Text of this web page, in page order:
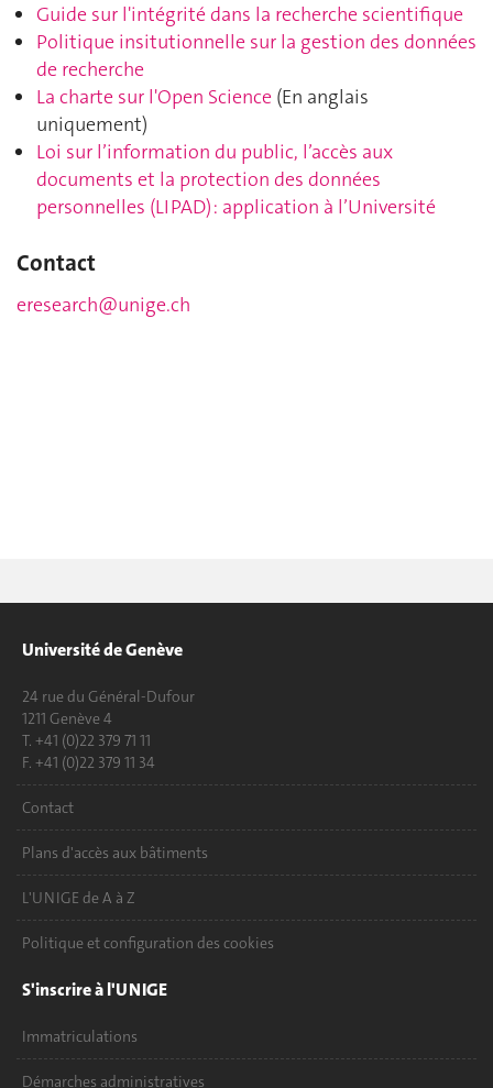
Guide sur l'intégrité dans la recherche scientifique
Politique insitutionnelle sur la gestion des données
de recherche
La charte sur l'Open Science (En anglais
uniquement)
Loi sur l’information du public, l’accès aux
documents et la protection des données
personnelles (LIPAD) : application à l’Université
Contact
eresearch@unige.ch
Université de Genève
24 rue du Général-Dufour
1211 Genève 4
T. +41 (0)22 379 71 11
F. +41 (0)22 379 11 34
Contact
Plans d'accès aux bâtiments
L'UNIGE de A à Z
Politique et configuration des cookies
S'inscrire à l'UNIGE
Immatriculations
Démarches administratives